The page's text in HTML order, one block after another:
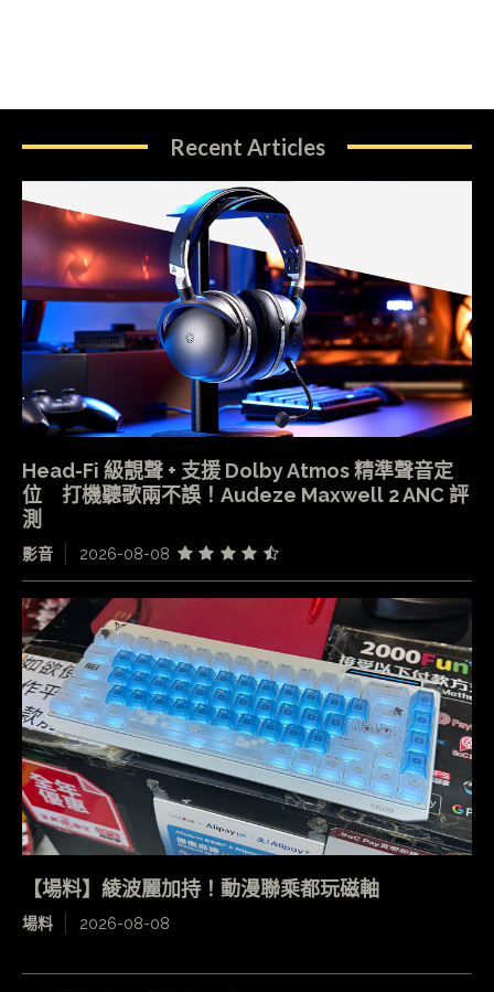
Recent Articles
Head-Fi 級靚聲 + 支援 Dolby Atmos 精準聲音定
位 打機聽歌兩不誤！Audeze Maxwell 2 ANC 評
測
影音 2026-08-08
【場料】綾波麗加持！動漫聯乘都玩磁軸
場料 2026-08-08